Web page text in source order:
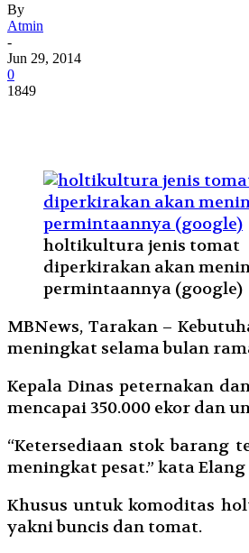
By
Atmin
-
Jun 29, 2014
0
1849
holtikultura jenis tomat
diperkirakan akan
permintaannya (google)
MBNews, Tarakan –
meningkat selama bulan
Kepala Dinas peternakan
mencapai 350.000 ekor dan
“Ketersediaan stok barang
meningkat pesat.” kata Elang
Khusus untuk komoditas
yakni buncis dan tomat.